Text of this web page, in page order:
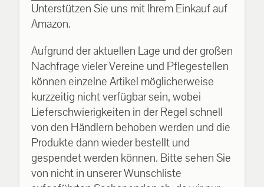
Unterstützen Sie uns mit Ihrem Einkauf auf
Amazon.
Aufgrund der aktuellen Lage und der großen
Nachfrage vieler Vereine und Pflegestellen
können einzelne Artikel möglicherweise
kurzzeitig nicht verfügbar sein, wobei
Lieferschwierigkeiten in der Regel schnell
von den Händlern behoben werden und die
Produkte dann wieder bestellt und
gespendet werden können. Bitte sehen Sie
von nicht in unserer Wunschliste